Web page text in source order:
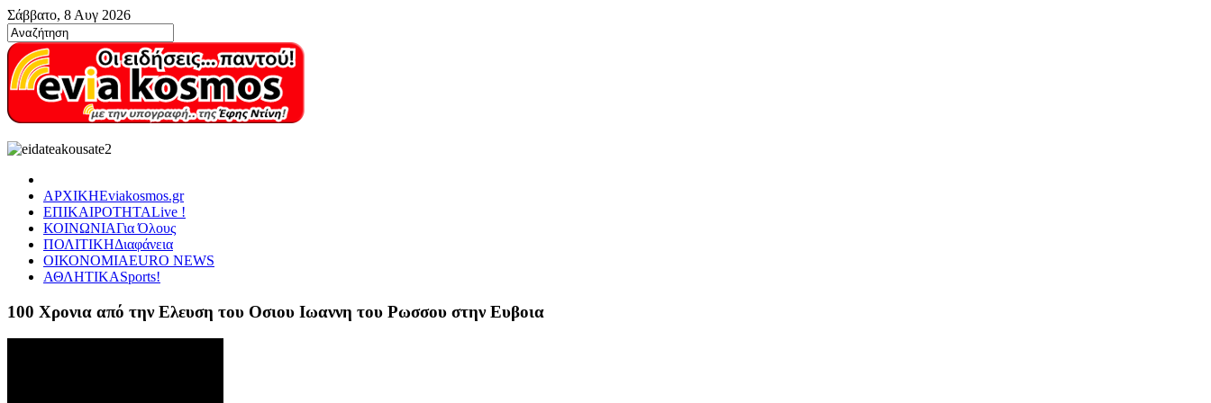
Σάββατο, 8 Αυγ 2026
ΑΡΧΙΚΗEviakosmos.gr
ΕΠΙΚΑΙΡΟΤΗΤΑLive !
ΚΟΙΝΩΝΙΑΓια Όλους
ΠΟΛΙΤΙΚΗΔιαφάνεια
ΟΙΚΟΝΟΜΙΑEURO NEWS
ΑΘΛΗΤΙΚΑSports!
100 Χρονια από την Ελευση του Οσιου Ιωαννη του Ρωσσου στην Ευβοια